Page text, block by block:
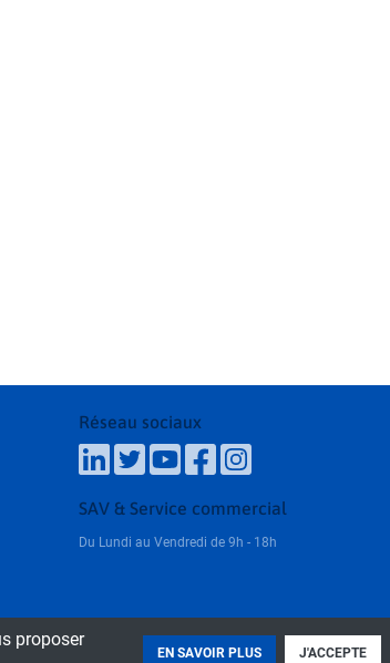
Réseau sociaux
SAV & Service commercial
Du Lundi au Vendredi de 9h - 18h
proposer
EN SAVOIR PLUS J'ACCEPTE